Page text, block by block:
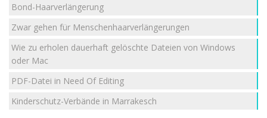
Bond-Haarverlängerung
Zwar gehen für Menschenhaarverlängerungen
Wie zu erholen dauerhaft gelöschte Dateien von Windows
oder Mac
PDF-Datei in Need Of Editing
Kinderschutz-Verbände in Marrakesch